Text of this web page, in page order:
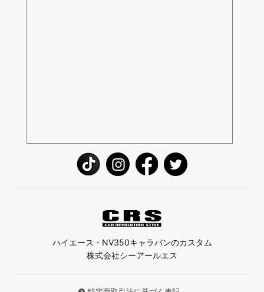
ハイエース・NV350キャラバンのカスタム
株式会社シーアールエス